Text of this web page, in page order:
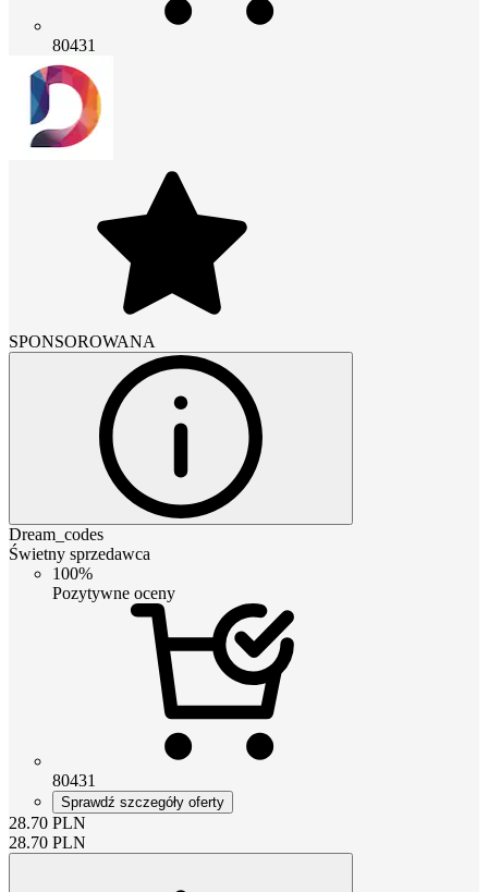
80431
SPONSOROWANA
Dream_codes
Świetny sprzedawca
100%
Pozytywne oceny
80431
Sprawdź szczegóły oferty
28.70 PLN
28.70 PLN